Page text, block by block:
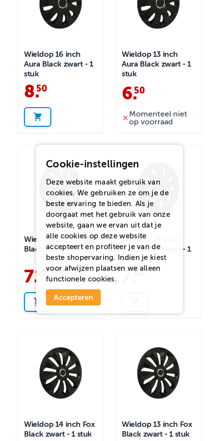
Wieldop 16 inch
Aura Black zwart - 1
stuk
8.
50
Wieldop 13 inch
Aura Black zwart - 1
stuk
6.
50
Momenteel niet
op voorraad
Wieldop 15 inch Fox
Black zwart - 1 stuk
7.95
Wieldop 14 inch
Aura Black zwart - 1
stuk
7.50
Wieldop 14 inch Fox
Black zwart - 1 stuk
Wieldop 13 inch Fox
Black zwart - 1 stuk
Cookie-instellingen
Deze website maakt gebruik van
cookies. We gebruiken ze om je de
beste ervaring te bieden. Als je
doorgaat met het gebruik van onze
website, gaan we ervan uit dat je
alle cookies op deze website
accepteert en profiteer je van de
beste shopervaring. Indien je kiest
voor afwijzen plaatsen we alleen
functionele cookies.
Accepteren